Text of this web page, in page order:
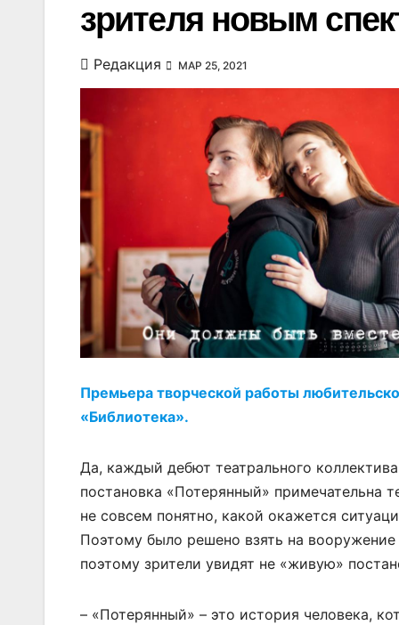
зрителя новым
Редакция МАР 25, 2021
Премьера творческой работы
«Библиотека».
Да, каждый дебют театрального
постановка «Потерянный» примечательна
не совсем понятно, какой окажется
Поэтому было решено взять на вооружение
поэтому зрители увидят не «живую»
– «Потерянный» – это история человека,